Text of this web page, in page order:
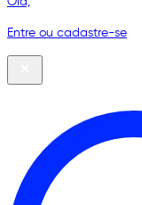
Entre ou cadastre-se